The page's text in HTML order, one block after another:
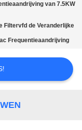
van 7.5KW
Filtervfd de Veranderlijke
Frequentieaandrijving